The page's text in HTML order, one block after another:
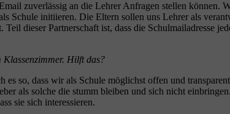
zuverlässig an die Lehrer Anfragen stellen können.
Schule initiieren. Die Eltern sollen uns Lehrer als
dieser Partnerschaft ist, dass die Schulmailadresse
Hilft das?
so, dass wir als Schule möglichst offen und
als solche die stumm bleiben und sich nicht
sie sich interessieren.